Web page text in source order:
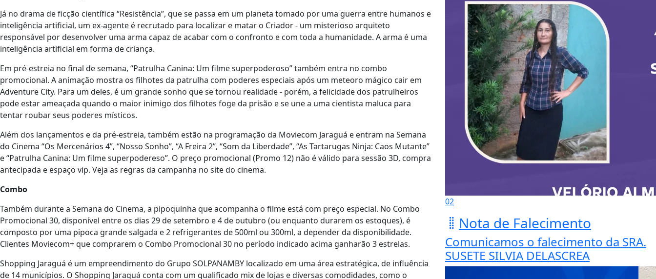
Já no drama de ficção científica “Resistência”, que se passa em um planeta tomado por uma guerra entre humanos e
inteligência artificial, um ex-agente é recrutado para localizar e matar o Criador - um misterioso arquiteto
responsável por desenvolver uma arma capaz de acabar com o confronto e com toda a humanidade. A arma é uma
inteligência artificial em forma de criança.
Em pré-estreia no final de semana, “Patrulha Canina: Um filme superpoderoso” também entra no combo
promocional. A animação mostra os filhotes da patrulha com poderes especiais após um meteoro mágico cair em
Adventure City. Para um deles, é um grande sonho que se tornou realidade - porém, a felicidade dos patrulheiros
pode estar ameaçada quando o maior inimigo dos filhotes foge da prisão e se une a uma cientista maluca para
tentar roubar seus poderes místicos.
Além dos lançamentos e da pré-estreia, também estão na programação da Moviecom Jaraguá e entram na Semana
do Cinema “Os Mercenários 4”, “Nosso Sonho”, “A Freira 2”, “Som da Liberdade”, “As Tartarugas Ninja: Caos Mutante”
e “Patrulha Canina: Um filme superpodereso”. O preço promocional (Promo 12) não é válido para sessão 3D, compra
antecipada e espaço vip. Veja as regras da campanha no site do cinema.
Combo
Também durante a Semana do Cinema, a pipoquinha que acompanha o filme está com preço especial. No Combo
Promocional 30, disponível entre os dias 29 de setembro e 4 de outubro (ou enquanto durarem os estoques), é
composto por uma pipoca grande salgada e 2 refrigerantes de 500ml ou 300ml, a depender da disponibilidade.
Clientes Moviecom+ que comprarem o Combo Promocional 30 no período indicado acima ganharão 3 estrelas.
Shopping Jaraguá é um empreendimento do Grupo SOLPANAMBY localizado em uma área estratégica, de influência
de 14 municípios. O Shopping Jaraguá conta com um qualificado mix de lojas e diversas comodidades, como o
02
Nota de Falecimento
Comunicamos o falecimento da SRA.
SUSETE SILVIA DELASCREA